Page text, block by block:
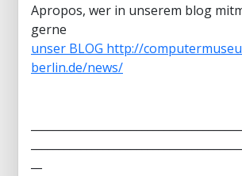
Apropos, wer in unserem blog
gerne
unser BLOG http://
berlin.de/news/